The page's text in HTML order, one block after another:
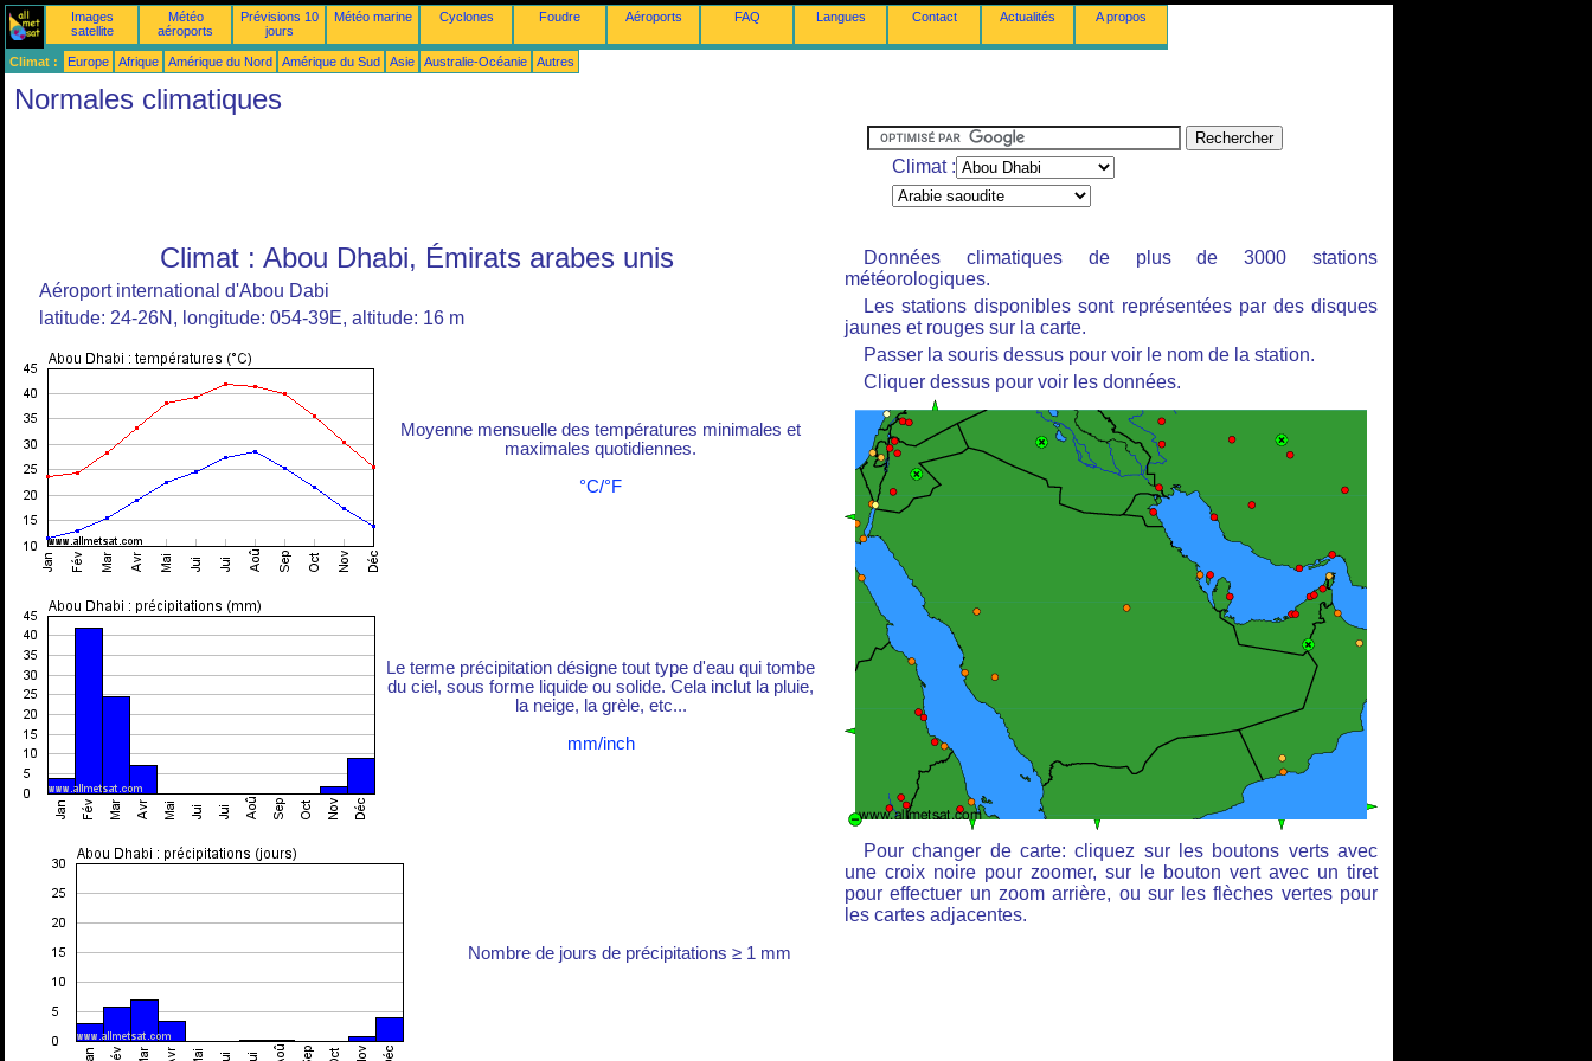
Images
satellite
Météo
aéroports
Prévisions 10
jours
Météo marine Cyclones Foudre Aéroports FAQ Langues Contact Actualités A propos
Climat : Europe Afrique Amérique du Nord Amérique du Sud Asie Australie-Océanie Autres
Normales climatiques
Climat :
Climat : Abou Dhabi, Émirats arabes unis
Aéroport international d'Abou Dabi
latitude: 24-26N, longitude: 054-39E, altitude: 16 m
Moyenne mensuelle des températures minimales et
maximales quotidiennes.
°C/°F
Le terme précipitation désigne tout type d'eau qui tombe
du ciel, sous forme liquide ou solide. Cela inclut la pluie,
la neige, la grèle, etc...
mm/inch
Nombre de jours de précipitations ≥ 1 mm
Données climatiques de plus de 3000 stations
météorologiques.
Les stations disponibles sont représentées par des disques
jaunes et rouges sur la carte.
Passer la souris dessus pour voir le nom de la station.
Cliquer dessus pour voir les données.
Pour changer de carte: cliquez sur les boutons verts avec
une croix noire pour zoomer, sur le bouton vert avec un tiret
pour effectuer un zoom arrière, ou sur les flèches vertes pour
les cartes adjacentes.